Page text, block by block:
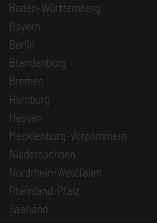
Baden-Württemberg
Bayern
Berlin
Brandenburg
Bremen
Hamburg
Hessen
Mecklenburg-Vorpommern
Niedersachsen
Nordrhein-Westfalen
Rheinland-Pfalz
Saarland